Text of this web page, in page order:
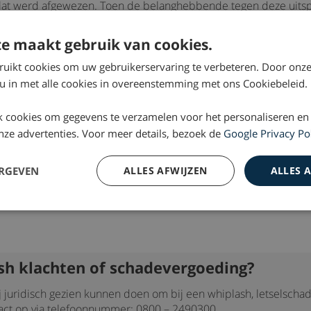
werd afgewezen. Toen de belanghebbende tegen deze
verklaard. Volgens de rechtbank in Den Haag belastte de
van de uitkeringen in geschil.
dat de inspecteur de door belanghebbende
dat de uitkeringen te kwalificeren zijn als
belastbaar
zijn als inkomen uit sparen en beleggen, is
het hof de eerdere uitspraak van de rechtbank.
klachten of schadevergoeding?
gezien kunnen doen om bij een whiplash,
maakt gebruik van cookies.
cookies om uw gebruikerservaring te verbeteren. Door
in met alle cookies in overeenstemming met ons Cookiebeleid.
cookies om gegevens te verzamelen voor het personaliseren
advertenties. Voor meer details, bezoek de Google Privacy
ALLES
ALLES AFWIJZEN